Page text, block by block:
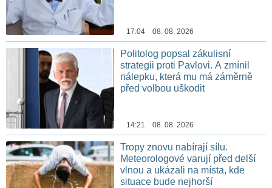
17:04 08. 08. 2026
Politolog popsal zákulisní
strategii proti Pavlovi. A zmínil
nálepku, která mu má záměrně
před volbou uškodit
14:21 08. 08. 2026
Tropy znovu nabírají sílu.
Meteorologové varují před delší
vlnou a ukázali na místa, kde
situace bude nejhorší